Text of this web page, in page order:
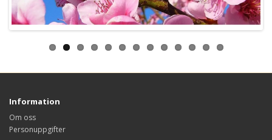
Information
Om oss
Personuppgifter